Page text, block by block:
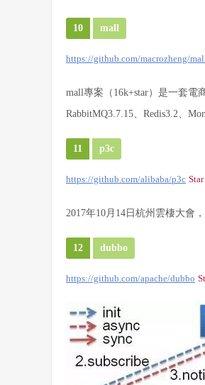
10 mall
https://github.com/macrozheng/
mall專案（16k+star）是一套電
RabbitMQ3.7.15、Redis3.2、
11 p3c
https://github.com/alibaba/p3c
2017年10月14日杭州雲棲大會
12 dubbo
https://github.com/apache/dubbo